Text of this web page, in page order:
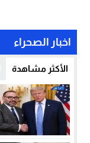
اخبار الصحراء
الأكثر مشاهدة